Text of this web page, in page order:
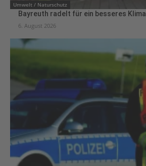
Umwelt / Naturschutz
Bayreuth radelt für ein besseres Klima
6. August 2026